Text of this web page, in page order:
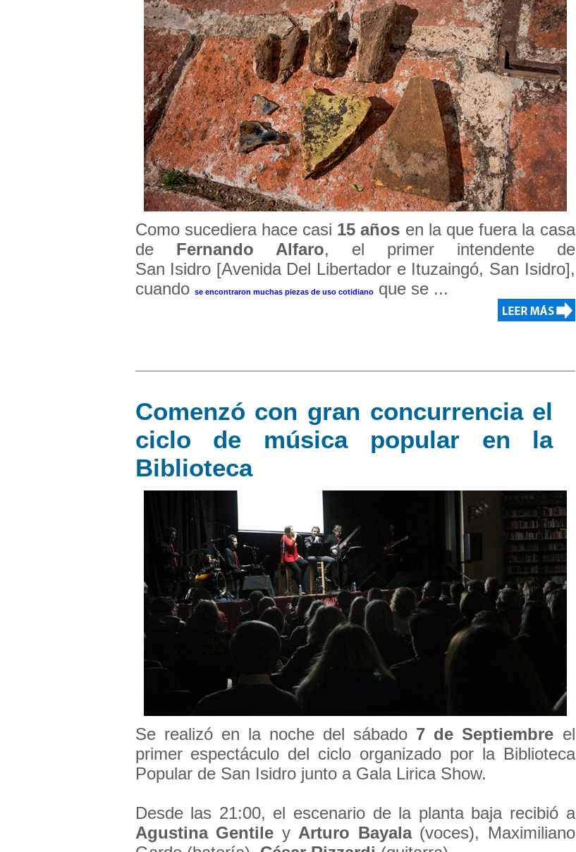
Como sucediera hace casi 15 años en la que fuera la casa
de Fernando Alfaro, el primer intendente de
San Isidro [Avenida Del Libertador e Ituzaingó, San Isidro],
cuando se encontraron muchas piezas de uso cotidianoque se ...
Comenzó con gran concurrencia el
ciclo de música popular en la
Biblioteca
Se realizó en la noche del sábado 7 de Septiembre el
primer espectáculo del ciclo organizado por la Biblioteca
Popular de San Isidro junto a Gala Lirica Show.
Desde las 21:00, el escenario de la planta baja recibió a
Agustina Gentile y Arturo Bayala(voces), Maximiliano